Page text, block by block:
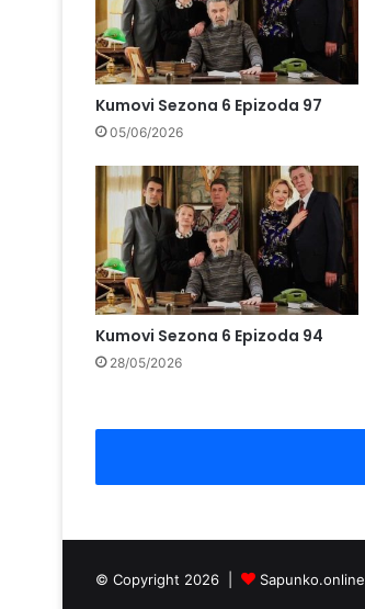
Kumovi Sezona 6 Epizoda 97
05/06/2026
Kumovi Sezona 6 Epizoda 94
28/05/2026
© Copyright 2026 | Sapunko.online